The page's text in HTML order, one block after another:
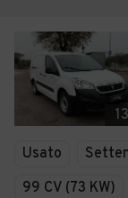
13
Usato
99 CV (73 KW)